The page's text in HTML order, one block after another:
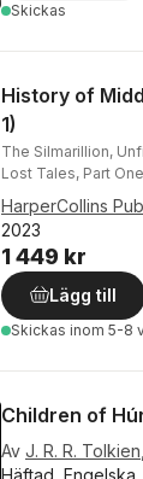
Skickas
History of
1)
The Silmarillion,
Lost Tales, Part
HarperCollins
2023
1 449 kr
Lägg till
Skickas inom 5-8
Children of
Av J. R. R. Tolkien